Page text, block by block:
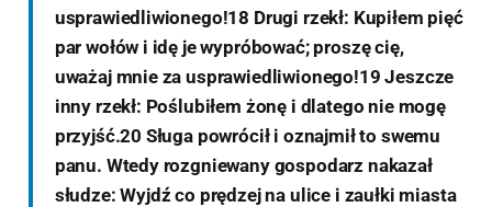
usprawiedliwionego!18 Drugi rzekł: Kupiłem pięć
par wołów i idę je wypróbować; proszę cię,
uważaj mnie za usprawiedliwionego!19 Jeszcze
inny rzekł: Poślubiłem żonę i dlatego nie mogę
przyjść.20 Sługa powrócił i oznajmił to swemu
panu. Wtedy rozgniewany gospodarz nakazał
słudze: Wyjdź co prędzej na ulice i zaułki miasta